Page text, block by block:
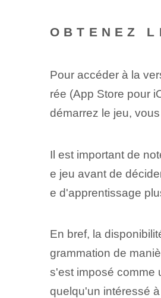
OBTENEZ
Pour accéder à la
rée (App Store pour
démarrez⁤ le jeu,
Il est important de
e jeu ⁢avant de
e d'apprentissage
En bref, la
grammation de
s'est imposé comme
quelqu'un intéressé